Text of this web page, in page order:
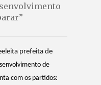
prefeita de
de
com os partidos: